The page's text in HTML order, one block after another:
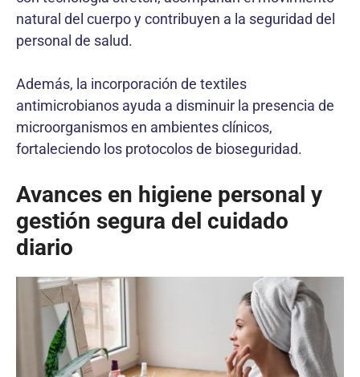
natural del cuerpo y contribuyen a la seguridad del
personal de salud.
Además, la incorporación de textiles
antimicrobianos ayuda a disminuir la presencia de
microorganismos en ambientes clínicos,
fortaleciendo los protocolos de bioseguridad.
Avances en higiene personal y
gestión segura del cuidado
diario